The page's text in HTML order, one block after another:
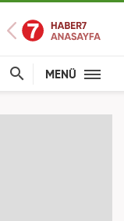
MENÜ